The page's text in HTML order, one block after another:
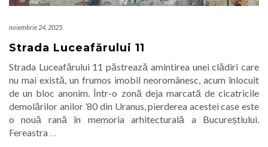
noiembrie 24, 2025
Strada Luceafărului 11
Strada Luceafărului 11 păstrează amintirea unei clădiri care
nu mai există, un frumos imobil neoromânesc, acum înlocuit
de un bloc anonim. Într-o zonă deja marcată de cicatricile
demolărilor anilor ’80 din Uranus, pierderea acestei case este
o nouă rană în memoria arhitecturală a Bucureștiului.
Fereastra …